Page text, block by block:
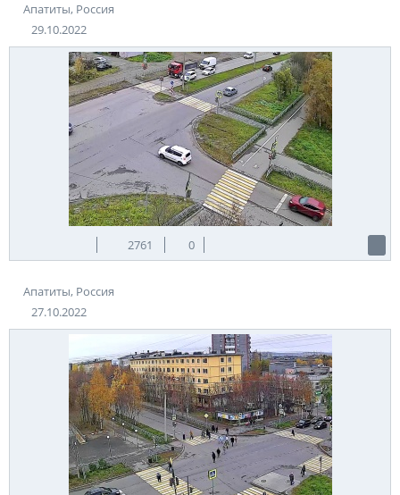
Апатиты, Россия
29.10.2022
2761 0
Апатиты, Россия
27.10.2022